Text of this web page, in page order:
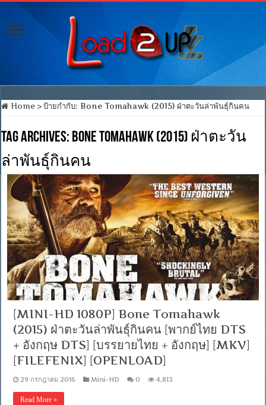
Home > ป้ายกำกับ:Bone Tomahawk (2015) ฝ่าตะวันล่าพันธุ์กินคน
Tag Archives: Bone Tomahawk (2015) ฝ่าตะวัน
ล่าพันธุ์กินคน
[MINI-HD 1080P] Bone Tomahawk
(2015) ฝ่าตะวันล่าพันธุ์กินคน [พากย์ไทย DTS
+ อังกฤษ DTS] [บรรยายไทย + อังกฤษ] [MKV]
[FILEFENIX] [OPENLOAD]
29 กรกฎาคม 2016 Mini-HD 0 4,813
Read More »